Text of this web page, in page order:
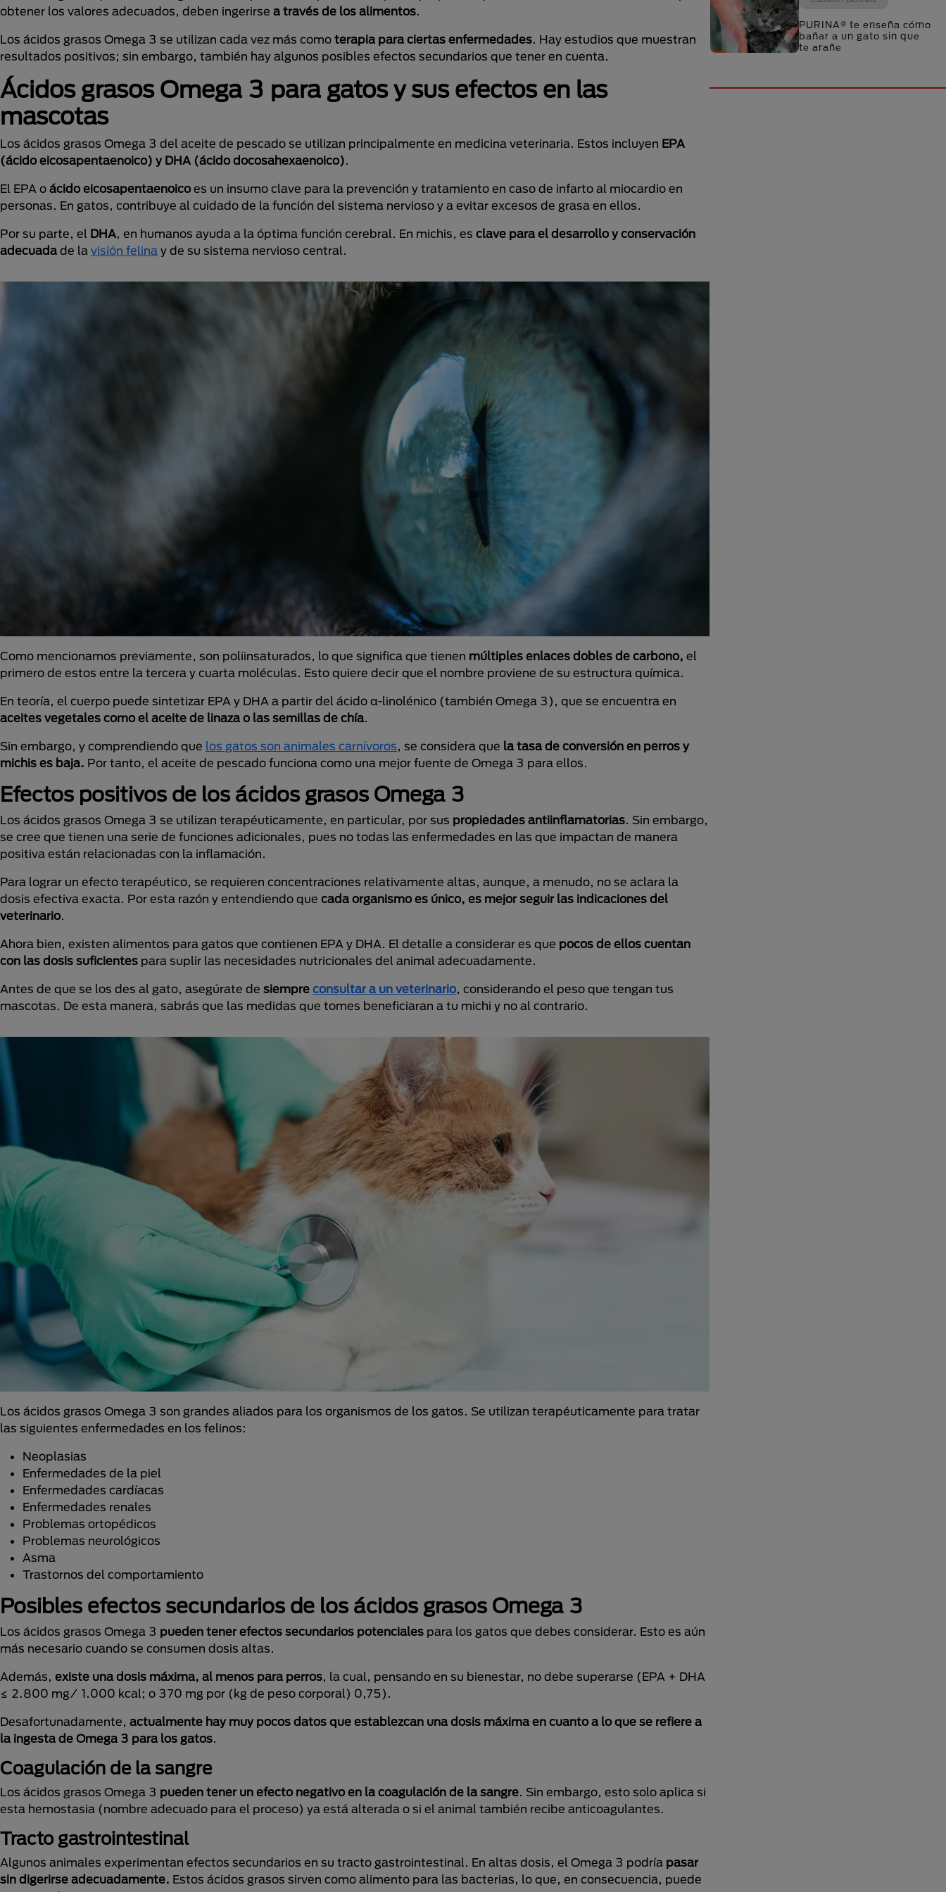
obtener los valores adecuados, deben ingerirse a través de los alimentos.
Los ácidos grasos Omega 3 se utilizan cada vez más como terapia para ciertas enfermedades. Hay estudios que muestran
resultados positivos; sin embargo, también hay algunos posibles efectos secundarios que tener en cuenta.
Ácidos grasos Omega 3 para gatos y sus efectos en las
mascotas
Los ácidos grasos Omega 3 del aceite de pescado se utilizan principalmente en medicina veterinaria. Estos incluyen EPA
(ácido eicosapentaenoico) y DHA (ácido docosahexaenoico).
El EPA o ácido eicosapentaenoico es un insumo clave para la prevención y tratamiento en caso de infarto al miocardio en
personas. En gatos, contribuye al cuidado de la función del sistema nervioso y a evitar excesos de grasa en ellos.
Por su parte, el DHA, en humanos ayuda a la óptima función cerebral. En michis, es clave para el desarrollo y conservación
adecuada de la visión felina y de su sistema nervioso central.
Como mencionamos previamente, son poliinsaturados, lo que significa que tienen múltiples enlaces dobles de carbono, el
primero de estos entre la tercera y cuarta moléculas. Esto quiere decir que el nombre proviene de su estructura química.
En teoría, el cuerpo puede sintetizar EPA y DHA a partir del ácido α-linolénico (también Omega 3), que se encuentra en
aceites vegetales como el aceite de linaza o las semillas de chía.
Sin embargo, y comprendiendo que los gatos son animales carnívoros, se considera que la tasa de conversión en perros y
michis es baja. Por tanto, el aceite de pescado funciona como una mejor fuente de Omega 3 para ellos.
Efectos positivos de los ácidos grasos Omega 3
Los ácidos grasos Omega 3 se utilizan terapéuticamente, en particular, por sus propiedades antiinflamatorias. Sin embargo,
se cree que tienen una serie de funciones adicionales, pues no todas las enfermedades en las que impactan de manera
positiva están relacionadas con la inflamación.
Para lograr un efecto terapéutico, se requieren concentraciones relativamente altas, aunque, a menudo, no se aclara la
dosis efectiva exacta. Por esta razón y entendiendo que cada organismo es único, es mejor seguir las indicaciones del
veterinario.
Ahora bien, existen alimentos para gatos que contienen EPA y DHA. El detalle a considerar es que pocos de ellos cuentan
con las dosis suficientes para suplir las necesidades nutricionales del animal adecuadamente.
Antes de que se los des al gato, asegúrate de siempre consultar a un veterinario, considerando el peso que tengan tus
mascotas. De esta manera, sabrás que las medidas que tomes beneficiaran a tu michi y no al contrario.
Los ácidos grasos Omega 3 son grandes aliados para los organismos de los gatos. Se utilizan terapéuticamente para tratar
las siguientes enfermedades en los felinos:
Neoplasias
Enfermedades de la piel
Enfermedades cardíacas
Enfermedades renales
Problemas ortopédicos
Problemas neurológicos
Asma
Trastornos del comportamiento
Posibles efectos secundarios de los ácidos grasos Omega 3
Los ácidos grasos Omega 3 pueden tener efectos secundarios potenciales para los gatos que debes considerar. Esto es aún
más necesario cuando se consumen dosis altas.
Además, existe una dosis máxima, al menos para perros, la cual, pensando en su bienestar, no debe superarse (EPA + DHA
≤ 2.800 mg/ 1.000 kcal; o 370 mg por (kg de peso corporal) 0,75).
Desafortunadamente, actualmente hay muy pocos datos que establezcan una dosis máxima en cuanto a lo que se refiere a
la ingesta de Omega 3 para los gatos.
Coagulación de la sangre
Los ácidos grasos Omega 3 pueden tener un efecto negativo en la coagulación de la sangre. Sin embargo, esto solo aplica si
esta hemostasia (nombre adecuado para el proceso) ya está alterada o si el animal también recibe anticoagulantes.
Tracto gastrointestinal
Algunos animales experimentan efectos secundarios en su tracto gastrointestinal. En altas dosis, el Omega 3 podría pasar
sin digerirse adecuadamente. Estos ácidos grasos sirven como alimento para las bacterias, lo que, en consecuencia, puede
PURINA® te enseña cómo
bañar a un gato sin que
te arañe